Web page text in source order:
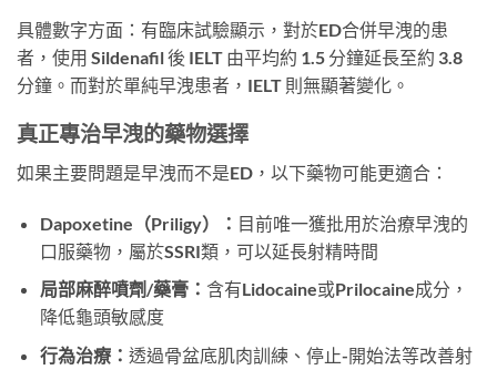
具體數字方面：有臨床試驗顯示，對於ED合併早洩的患
者，使用 Sildenafil 後 IELT 由平均約 1.5 分鐘延長至約 3.8
分鐘。而對於單純早洩患者，IELT 則無顯著變化。
真正專治早洩的藥物選擇
如果主要問題是早洩而不是ED，以下藥物可能更適合：
Dapoxetine（Priligy）： 目前唯一獲批用於治療早洩的
口服藥物，屬於SSRI類，可以延長射精時間
局部麻醉噴劑/藥膏： 含有Lidocaine或Prilocaine成分，
降低龜頭敏感度
行為治療： 透過骨盆底肌肉訓練、停止-開始法等改善射